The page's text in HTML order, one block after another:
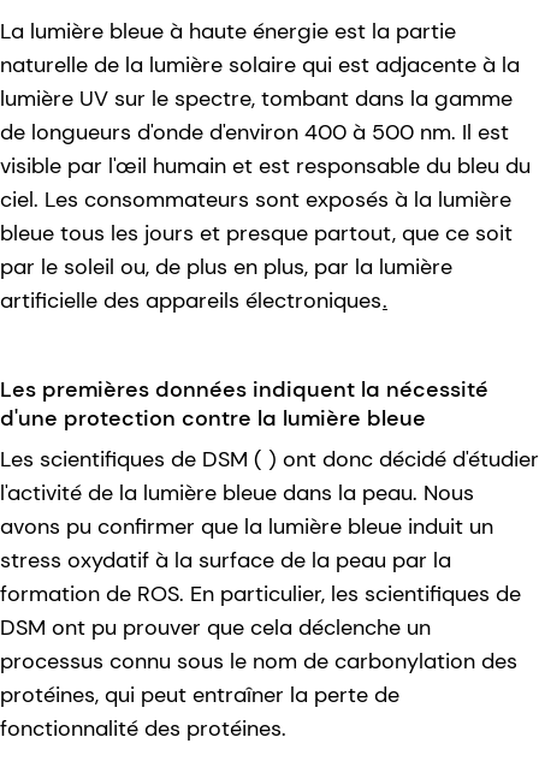
La lumière bleue à haute énergie est la partie
naturelle de la lumière solaire qui est adjacente à la
lumière UV sur le spectre, tombant dans la gamme
de longueurs d'onde d'environ 400 à 500 nm. Il est
visible par l'œil humain et est responsable du bleu du
ciel. Les consommateurs sont exposés à la lumière
bleue tous les jours et presque partout, que ce soit
par le soleil ou, de plus en plus, par la lumière
artificielle des appareils électroniques.
Les premières données indiquent la nécessité
d'une protection contre la lumière bleue
Les scientifiques de DSM ( ) ont donc décidé d'étudier
l'activité de la lumière bleue dans la peau. Nous
avons pu confirmer que la lumière bleue induit un
stress oxydatif à la surface de la peau par la
formation de ROS. En particulier, les scientifiques de
DSM ont pu prouver que cela déclenche un
processus connu sous le nom de carbonylation des
protéines, qui peut entraîner la perte de
fonctionnalité des protéines.